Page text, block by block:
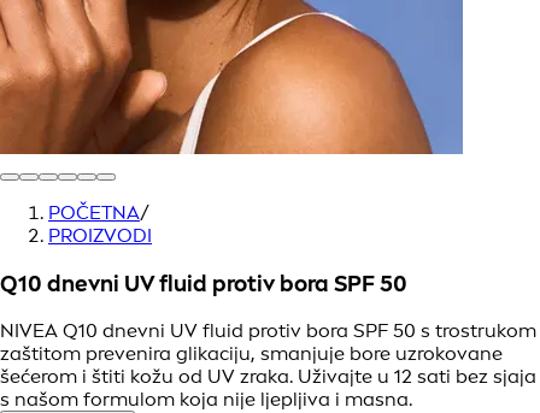
POČETNA/
PROIZVODI
Q10 dnevni UV fluid protiv bora SPF 50
NIVEA Q10 dnevni UV fluid protiv bora SPF 50 s trostrukom
zaštitom prevenira glikaciju, smanjuje bore uzrokovane
šećerom i štiti kožu od UV zraka. Uživajte u 12 sati bez sjaja
s našom formulom koja nije ljepljiva i masna.